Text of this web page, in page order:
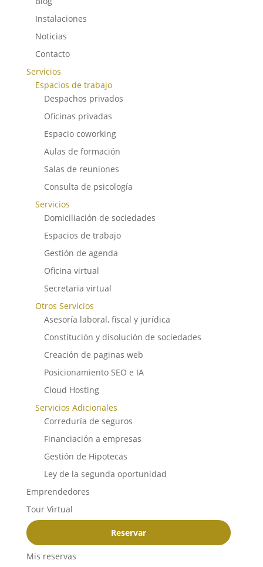
Instalaciones
Noticias
Contacto
Servicios
Espacios de trabajo
Despachos privados
Oficinas privadas
Espacio coworking
Aulas de formación
Salas de reuniones
Consulta de psicología
Servicios
Domiciliación de sociedades
Espacios de trabajo
Gestión de agenda
Oficina virtual
Secretaria virtual
Otros Servicios
Asesoría laboral, fiscal y jurídica
Constitución y disolución de sociedades
Creación de paginas web
Posicionamiento SEO e IA
Cloud Hosting
Servicios Adicionales
Correduría de seguros
Financiación a empresas
Gestión de Hipotecas
Ley de la segunda oportunidad
Emprendedores
Tour Virtual
Reservar
Mis reservas